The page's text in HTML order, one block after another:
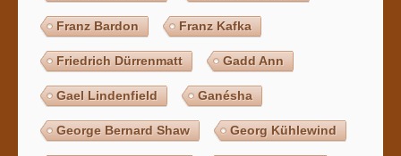
Franz Bardon Franz Kafka
Friedrich Dürrenmatt Gadd Ann
Gael Lindenfield Ganésha
George Bernard Shaw Georg Kühlewind